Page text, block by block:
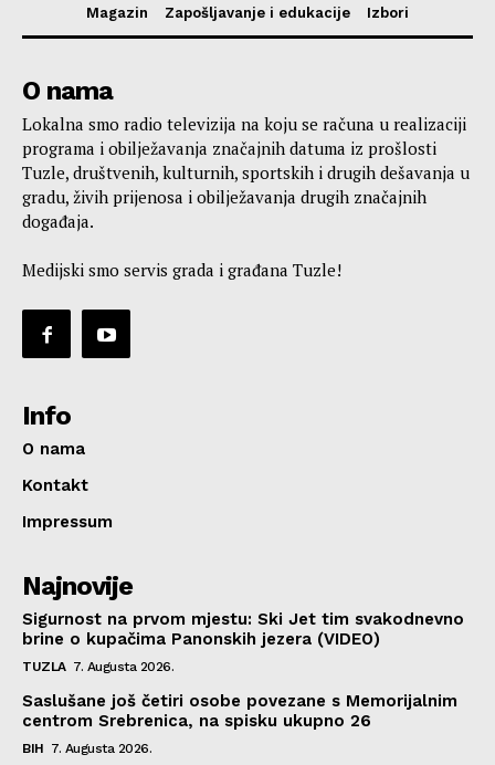
Magazin
Zapošljavanje i edukacije Izbori
O nama
Lokalna smo radio televizija na koju se računa u realizaciji
programa i obilježavanja značajnih datuma iz prošlosti
Tuzle, društvenih, kulturnih, sportskih i drugih dešavanja u
gradu, živih prijenosa i obilježavanja drugih značajnih
događaja.
Medijski smo servis grada i građana Tuzle!
Info
O nama
Kontakt
Impressum
Najnovije
Sigurnost na prvom mjestu: Ski Jet tim svakodnevno
brine o kupačima Panonskih jezera (VIDEO)
TUZLA 7. Augusta 2026.
Saslušane još četiri osobe povezane s Memorijalnim
centrom Srebrenica, na spisku ukupno 26
BIH 7. Augusta 2026.